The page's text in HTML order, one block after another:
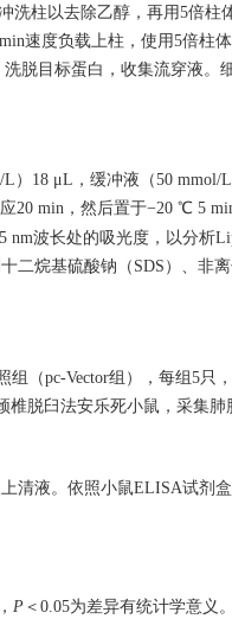
柱以去除乙醇，再用5倍柱
速度负载上柱，使用5倍柱
脱目标蛋白，收集流穿液
18 μL，缓冲液（50
20 min，然后置于−20 ℃ 5
nm波长处的吸光度，以分
烷基硫酸钠（SDS）、非
组（pc-Vector组），每组5只
脱臼法安乐死小鼠，采集肺
清液。依照小鼠ELISA试剂
P＜0.05为差异有统计学意义。